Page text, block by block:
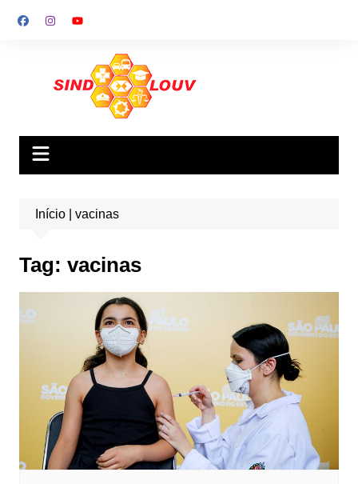
para
Início| vacinas
Tag: vacinas